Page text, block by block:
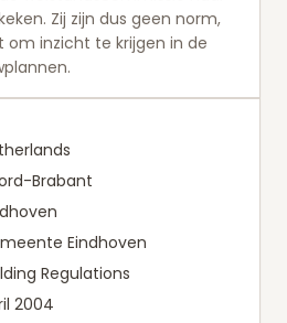
Zij zijn dus geen norm,
inzicht te krijgen in de
Brabant
Eindhoven
Regulations
2004